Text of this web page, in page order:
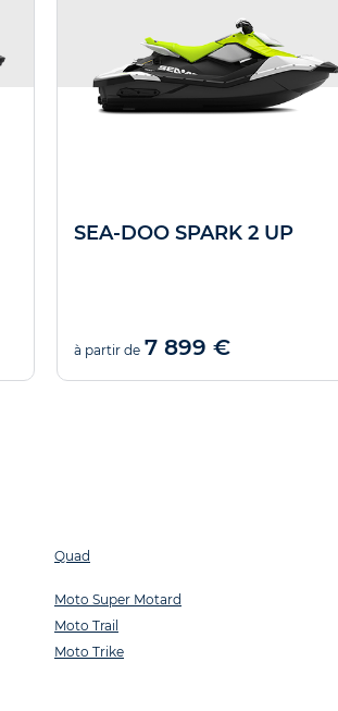
SEA-DOO SPARK 2 UP
à partir de 7 899 €
Quad
Moto Super Motard
Moto Trail
Moto Trike